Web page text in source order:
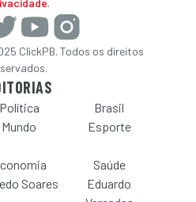
.
ClickPB. Todos os direitos
Política
Brasil
Mundo Esporte
Saúde
Soares
Eduardo